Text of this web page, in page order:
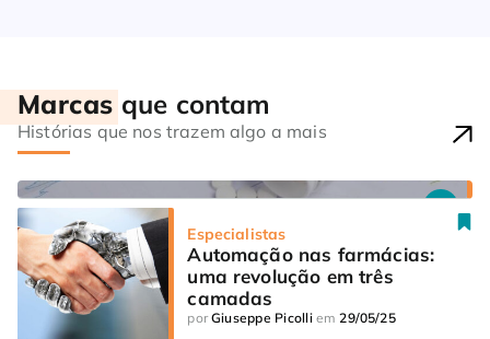
Marcas que contam
Histórias que nos trazem algo a mais
Indicadores
Varejo farmacêutico em 2024
Especialistas
Automação nas farmácias:
uma revolução em três
camadas
porGiuseppe Picolliem29/05/25